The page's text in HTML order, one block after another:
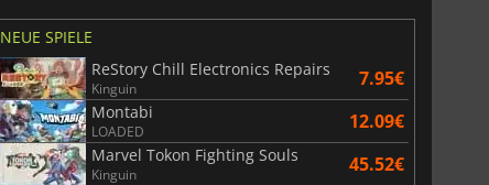
NEUE SPIELE
ReStory Chill Electronics Repairs
Kinguin 7.95€
Montabi
LOADED 12.09€
Marvel Tokon Fighting Souls
Kinguin 45.52€